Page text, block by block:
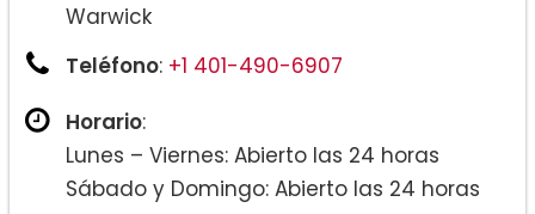
Warwick
Teléfono: +1 401-490-6907
Horario:
Lunes – Viernes: Abierto las 24 horas
Sábado y Domingo: Abierto las 24 horas